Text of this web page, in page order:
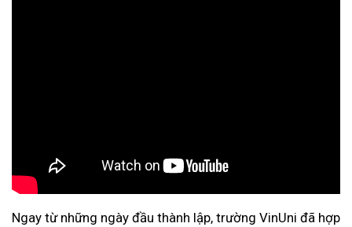
Ngay từ những ngày đầu thành lập, trường VinUni đã hợp